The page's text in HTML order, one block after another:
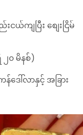
ငယ်ကျပြီး စျေးငြိမ်
၀ မိနစ်)
ဒေါ်လာနှင့် အခြား